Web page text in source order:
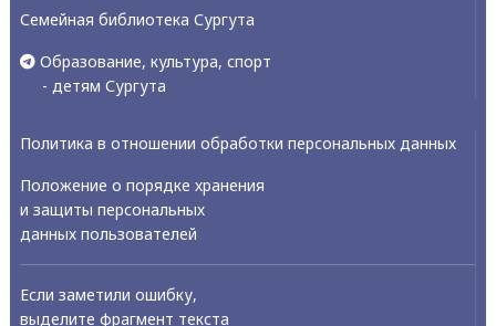
Семейная библиотека Сургута
Образование, культура, спорт
- детям Сургута
Политика в отношении обработки персональных данных
Положение о порядке хранения
и защиты персональных
данных пользователей
Если заметили ошибку,
выделите фрагмент текста